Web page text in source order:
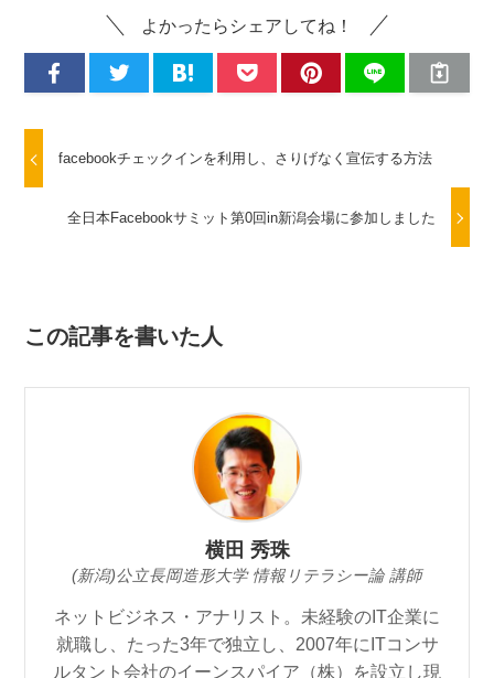
よかったらシェアしてね！
facebookチェックインを利用し、さりげなく宣伝する方法
全日本Facebookサミット第0回in新潟会場に参加しました
この記事を書いた人
横田 秀珠
(新潟)公立長岡造形大学 情報リテラシー論 講師
ネットビジネス・アナリスト。未経験のIT企業に
就職し、たった3年で独立し、2007年にITコンサ
ルタント会社のイーンスパイア（株）を設立し現